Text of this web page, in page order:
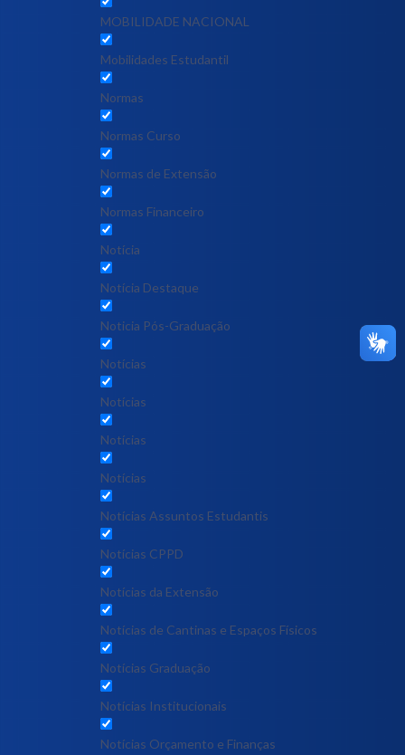
MOBILIDADE NACIONAL
Mobilidades Estudantil
Normas
Normas Curso
Normas de Extensão
Normas Financeiro
Notícia
Notícia Destaque
Noticia Pós-Graduação
Notícias
Notícias
Notícias
Notícias
Notícias Assuntos Estudantis
Notícias CPPD
Notícias da Extensão
Notícias de Cantinas e Espaços Físicos
Notícias Graduação
Notícias Institucionais
Notícias Orçamento e Finanças